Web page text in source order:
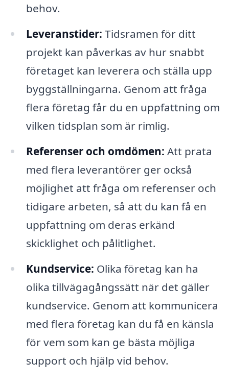
behov.
Leveranstider: Tidsramen för ditt
projekt kan påverkas av hur snabbt
företaget kan leverera och ställa upp
byggställningarna. Genom att fråga
flera företag får du en uppfattning om
vilken tidsplan som är rimlig.
Referenser och omdömen: Att prata
med flera leverantörer ger också
möjlighet att fråga om referenser och
tidigare arbeten, så att du kan få en
uppfattning om deras erkänd
skicklighet och pålitlighet.
Kundservice: Olika företag kan ha
olika tillvägagångssätt när det gäller
kundservice. Genom att kommunicera
med flera företag kan du få en känsla
för vem som kan ge bästa möjliga
support och hjälp vid behov.